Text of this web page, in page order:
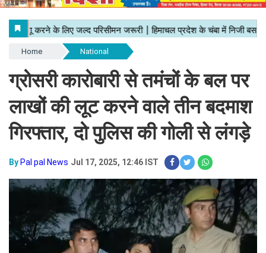
Home National
ग्रोसरी कारोबारी से तमंचों के बल पर
लाखों की लूट करने वाले तीन बदमाश
गिरफ्तार, दो पुलिस की गोली से लंगड़े
By Pal pal News Jul 17, 2025, 12:46 IST